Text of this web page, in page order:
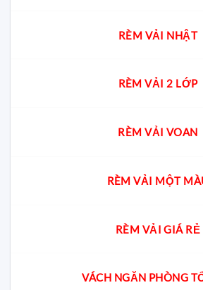
RÈM VẢI NHẬT
RÈM VẢI 2 LỚP
RÈM VẢI VOAN
RÈM VẢI MỘT
RÈM VẢI GIÁ RẺ
VÁCH NGĂN PHÒNG